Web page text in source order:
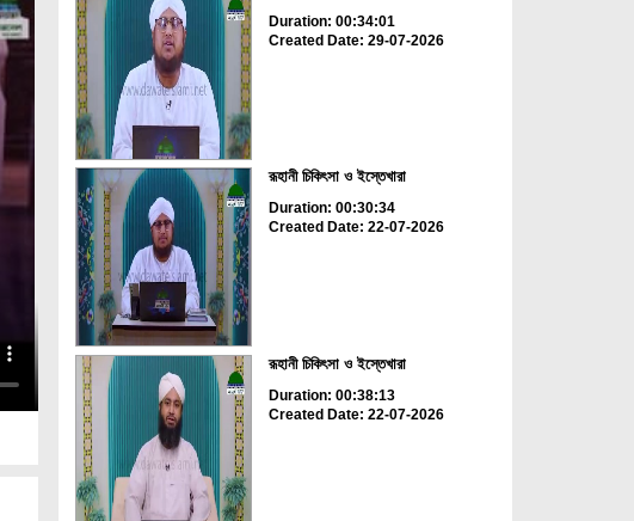
Duration: 00:34:01
Created Date: 29-07-2026
রূহানী চিকিৎসা ও ইস্তেখারা
Duration: 00:30:34
Created Date: 22-07-2026
রূহানী চিকিৎসা ও ইস্তেখারা
Duration: 00:38:13
Created Date: 22-07-2026